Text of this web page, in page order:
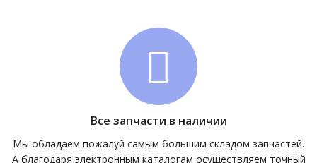
Все запчасти в наличии
Мы обладаем пожалуй самым большим складом запчастей.
А благодаря электронным каталогам осуществляем точный